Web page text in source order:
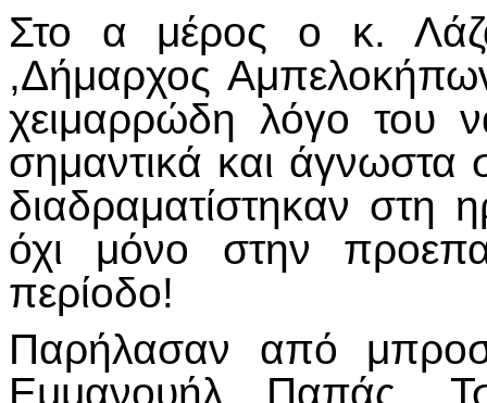
Στο α μέρος ο κ.
,Δήμαρχος
χειμαρρώδη λόγο του
σημαντικά και άγνωστα
διαδραματίστηκαν στη
όχι μόνο στην
περίοδο!
Παρήλασαν από
Εμμανουήλ Παπάς,